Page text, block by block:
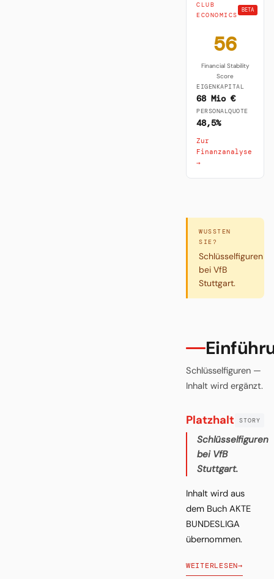
CLUB
ECONOMICS
BETA
56
Financial Stability
Score
EIGENKAPITAL
68 Mio €
PERSONALQUOTE
48,5%
Zur
Finanzanalyse
→
WUSSTEN
SIE?
Schlüsselfiguren
bei VfB
Stuttgart.
Schlüsselfiguren —
Inhalt wird ergänzt.
Platzhalter
Schlüsselfiguren
bei VfB
Stuttgart.
Inhalt wird aus
dem Buch AKTE
BUNDESLIGA
übernommen.
WEITERLESEN→